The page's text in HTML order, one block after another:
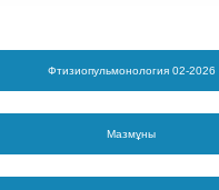
Фтизиопульмонология 02-2026
Мазмұны